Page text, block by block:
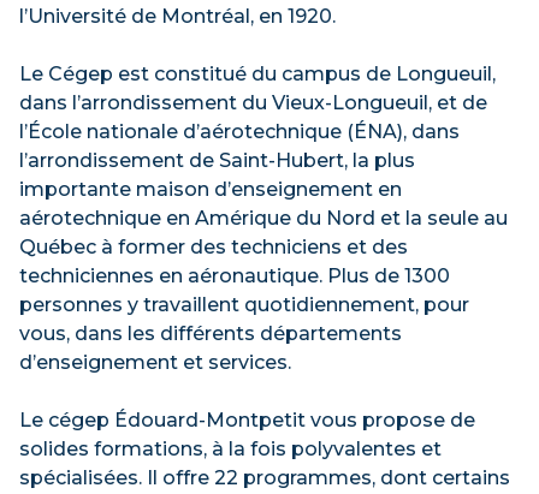
l’Université de Montréal, en 1920.
Le Cégep est constitué du campus de Longueuil,
dans l’arrondissement du Vieux-Longueuil, et de
l’École nationale d’aérotechnique (ÉNA), dans
l’arrondissement de Saint-Hubert, la plus
importante maison d’enseignement en
aérotechnique en Amérique du Nord et la seule au
Québec à former des techniciens et des
techniciennes en aéronautique. Plus de 1300
personnes y travaillent quotidiennement, pour
vous, dans les différents départements
d’enseignement et services.
Le cégep Édouard-Montpetit vous propose de
solides formations, à la fois polyvalentes et
spécialisées. Il offre 22 programmes, dont certains